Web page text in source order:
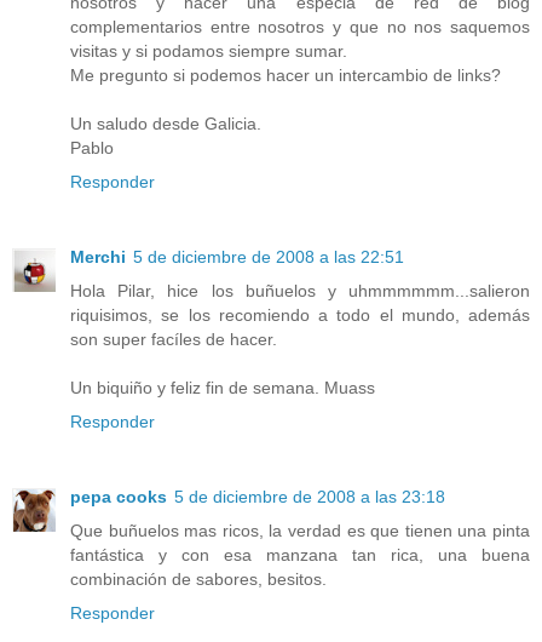
complementarios entre nosotros y que no nos saquemos
visitas y si podamos siempre sumar.
Me pregunto si podemos hacer un intercambio de links?
Un saludo desde Galicia.
Pablo
Responder
Merchi 5 de diciembre de 2008 a las 22:51
Hola Pilar, hice los buñuelos y uhmmmmmm...salieron
riquisimos, se los recomiendo a todo el mundo, además
son super facíles de hacer.
Un biquiño y feliz fin de semana. Muass
Responder
pepa cooks 5 de diciembre de 2008 a las 23:18
Que buñuelos mas ricos, la verdad es que tienen una pinta
fantástica y con esa manzana tan rica, una buena
combinación de sabores, besitos.
Responder